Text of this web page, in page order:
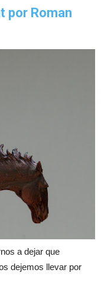
por Roman
a dejar que
dejemos llevar por